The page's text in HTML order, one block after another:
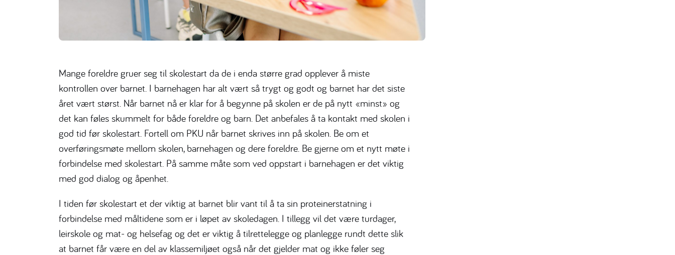
Mange foreldre gruer seg til skolestart da de i enda større grad opplever å miste
kontrollen over barnet. I barnehagen har alt vært så trygt og godt og barnet har det siste
året vært størst. Når barnet nå er klar for å begynne på skolen er de på nytt «minst» og
det kan føles skummelt for både foreldre og barn. Det anbefales å ta kontakt med skolen i
god tid før skolestart. Fortell om PKU når barnet skrives inn på skolen. Be om et
overføringsmøte mellom skolen, barnehagen og dere foreldre. Be gjerne om et nytt møte i
forbindelse med skolestart. På samme måte som ved oppstart i barnehagen er det viktig
med god dialog og åpenhet.
I tiden før skolestart et der viktig at barnet blir vant til å ta sin proteinerstatning i
forbindelse med måltidene som er i løpet av skoledagen. I tillegg vil det være turdager,
leirskole og mat- og helsefag og det er viktig å tilrettelegge og planlegge rundt dette slik
at barnet får være en del av klassemiljøet også når det gjelder mat og ikke føler seg